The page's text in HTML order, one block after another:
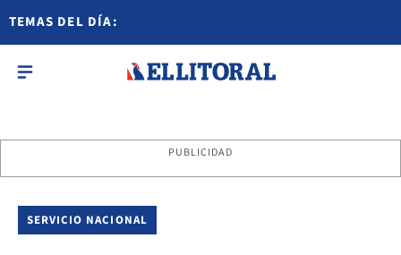
TEMAS DEL DÍA:
PUBLICIDAD
SERVICIO NACIONAL